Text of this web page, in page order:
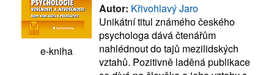
e-kniha
Autor: Křivohlavý Jaro
Unikátní titul známého českého
psychologa dává čtenářům
nahlédnout do tajů mezilidských
vztahů. Pozitivně laděná publikace